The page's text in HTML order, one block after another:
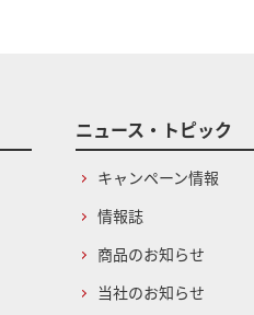
ニュース・トピック
キャンペーン情報
情報誌
商品のお知らせ
当社のお知らせ